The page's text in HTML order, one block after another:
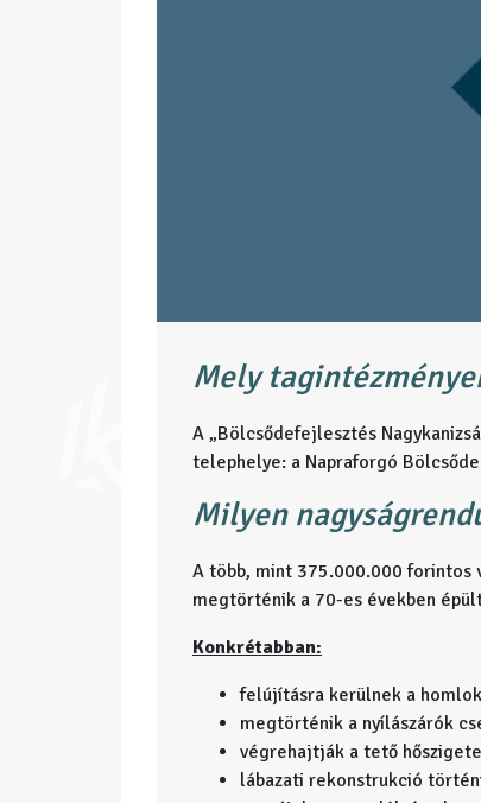
Mely
A „Bölcsődefejlesztés
telephelye: a Napraforgó
Milyen
A több, mint 375.000.000 forintos
megtörténik a 70-es években
Konkrétabban:
felújításra kerülnek a
megtörténik a nyílászárók
végrehajtják a tető
lábazati rekonstrukció